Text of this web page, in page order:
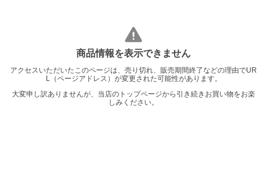
商品情報を表示できません
アクセスいただいたこのページは、売り切れ、販売期間終了などの理由でUR
L（ページアドレス）が変更された可能性があります。
大変申し訳ありませんが、当店のトップページから引き続きお買い物をお楽
しみください。